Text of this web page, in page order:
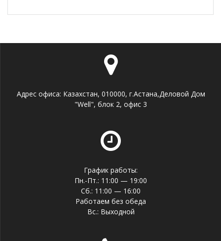
Адрес офиса: Казахстан, 010000, г.Астана,Деловой Дом
"Well", блок 2, офис 3
График работы:
Пн.-Пт.: 11:00 — 19:00
Сб.: 11:00 — 16:00
Работаем без обеда
Вс.: Выходной